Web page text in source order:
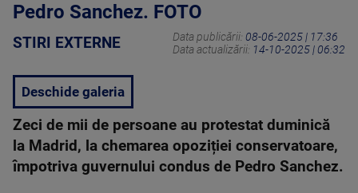
Pedro Sanchez. FOTO
STIRI EXTERNE Data publicării: 08-06-2025 | 17:36
Data actualizării: 14-10-2025 | 06:32
Deschide galeria
Zeci de mii de persoane au protestat duminică
la Madrid, la chemarea opoziției conservatoare,
împotriva guvernului condus de Pedro Sanchez.